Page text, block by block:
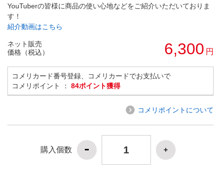
YouTuberの皆様に商品の使い心地などをご紹介いただいておりま
す！
紹介動画はこちら
ネット販売
価格（税込）
6,300 円
コメリカード番号登録、コメリカードでお支払いで
コメリポイント ： 84ポイント獲得
コメリポイントについて
購入個数